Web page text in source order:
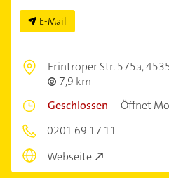
E-Mail
Frintroper Str. 575a,
7,9 km
Geschlossen –Öffnet
0201 69 17 11
Webseite